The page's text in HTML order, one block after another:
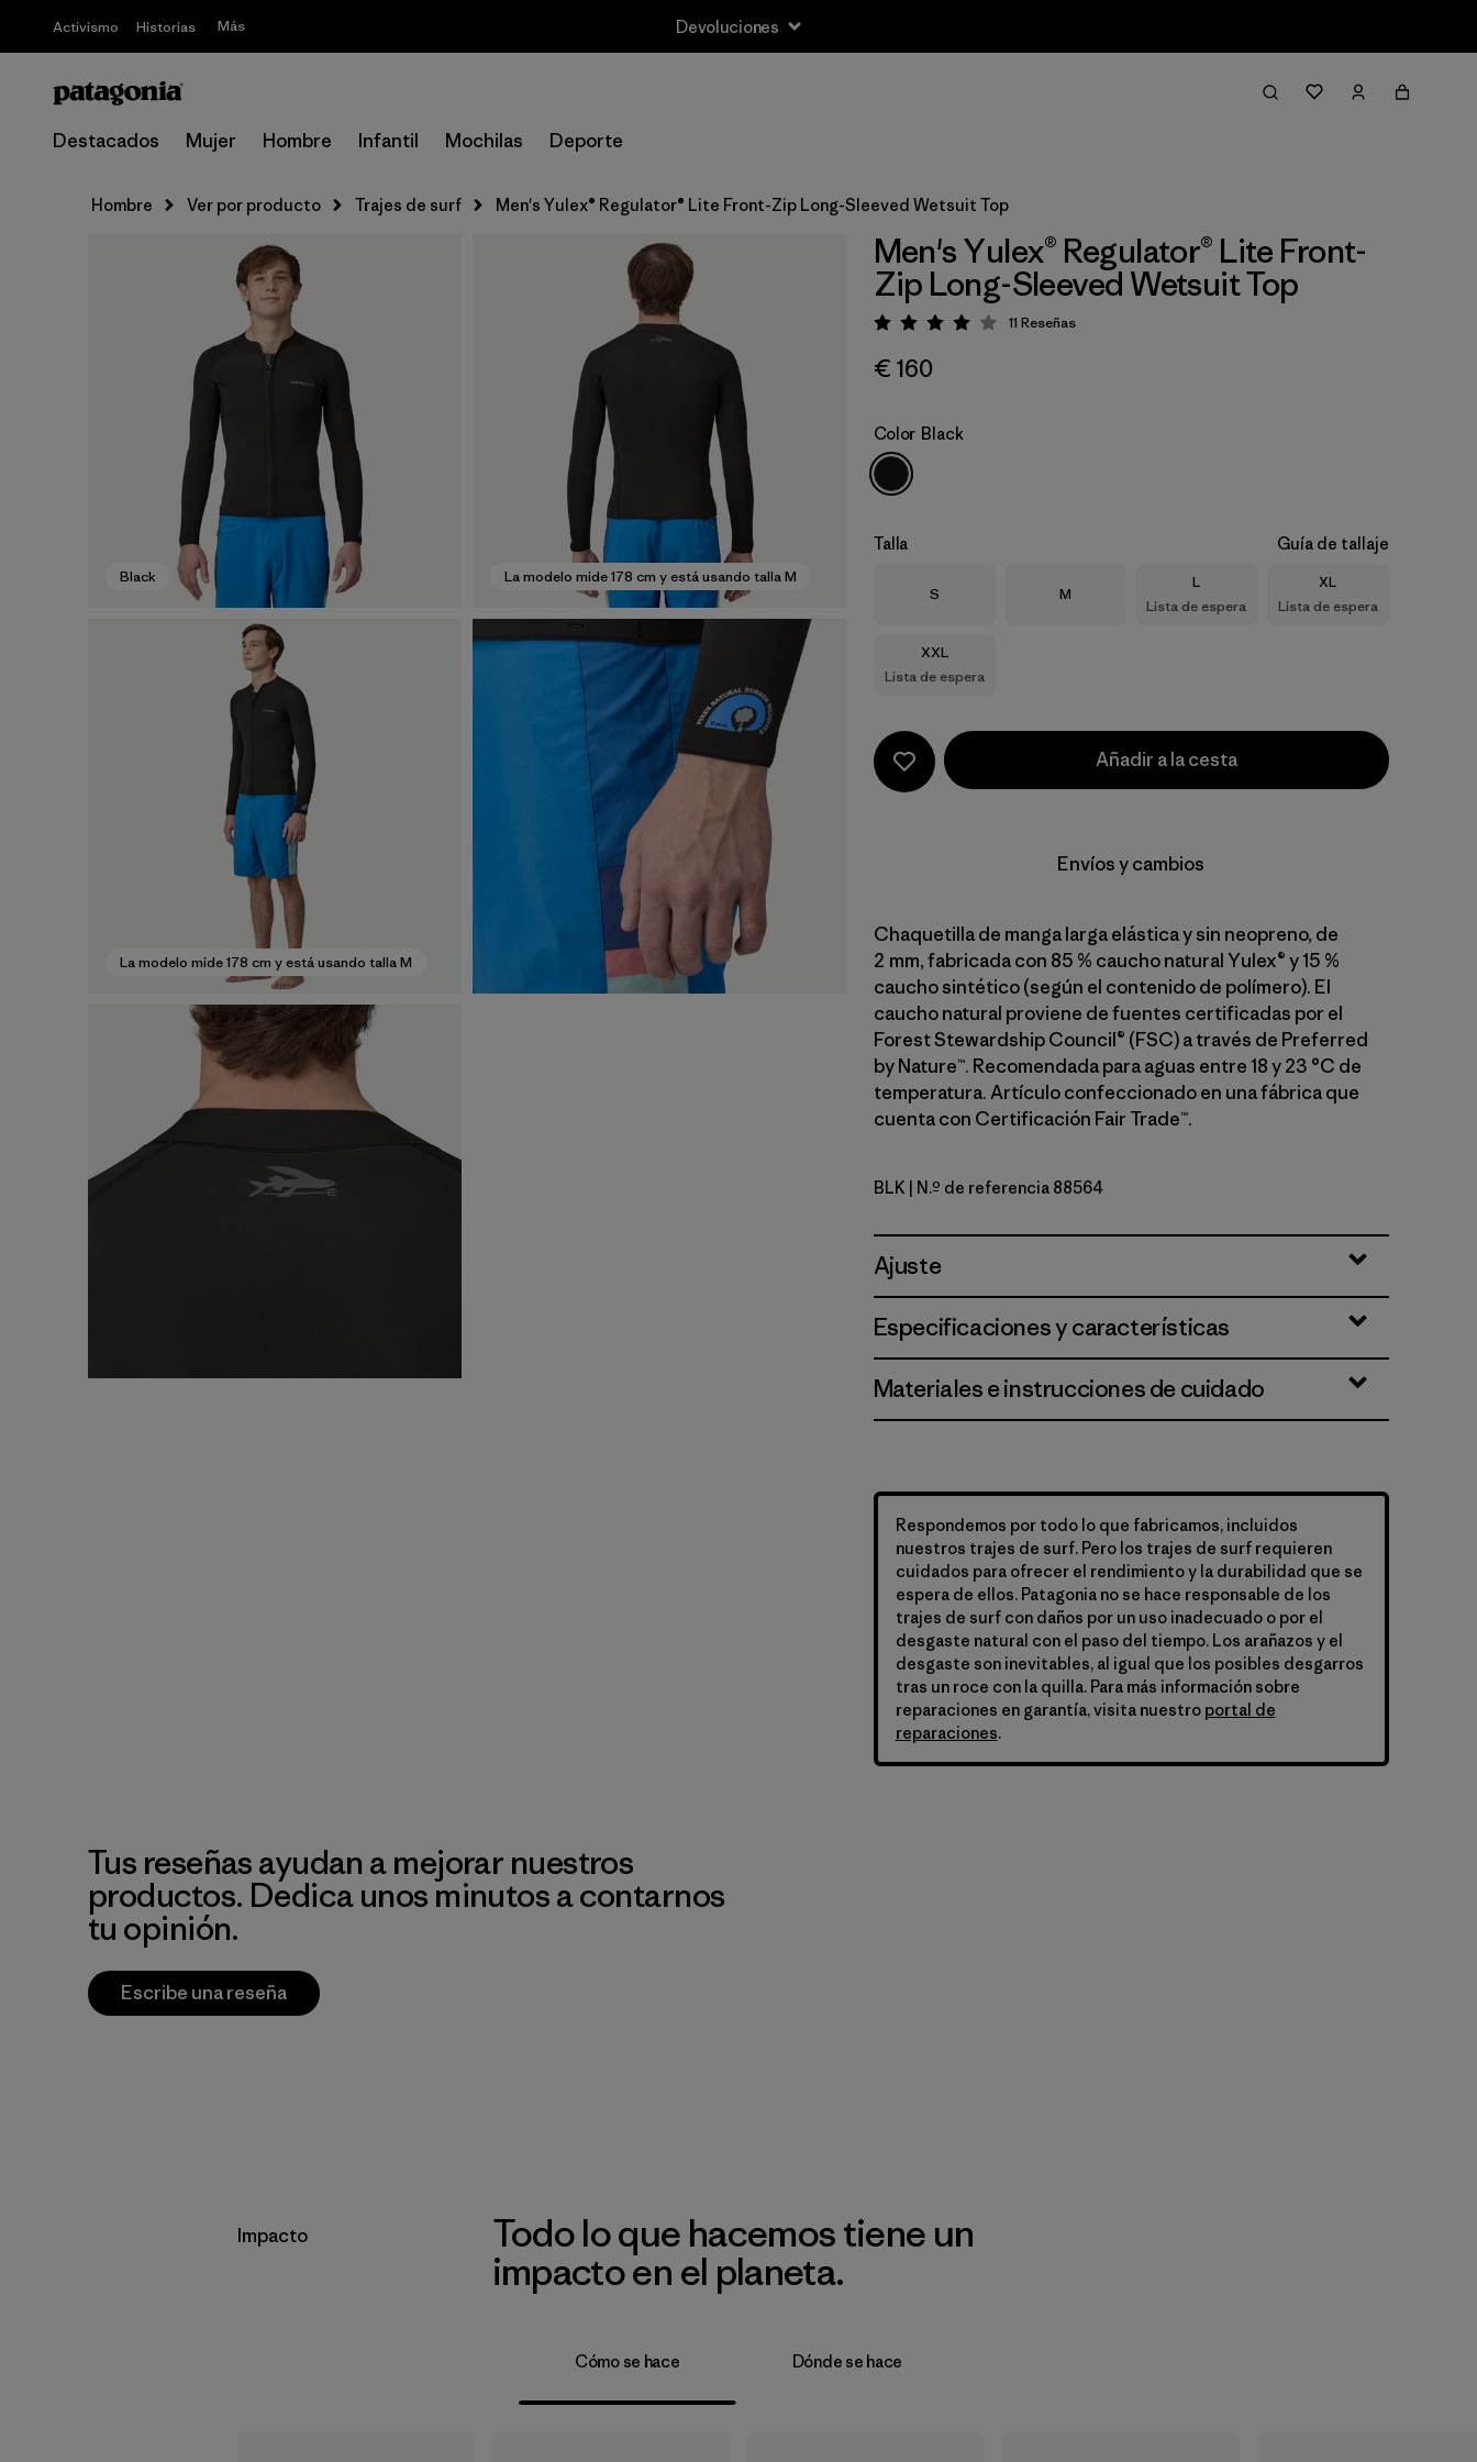
Activismo Historias Más Devoluciones
Destacados Mujer Hombre Infantil Mochilas Deporte
Hombre Ver por producto Trajes de surf Men's Yulex® Regulator® Lite Front-Zip Long-Sleeved Wetsuit Top
Black La modelo mide 178 cm y está usando talla M
La modelo mide 178 cm y está usando talla M
Men's Yulex® Regulator® Lite Front-
Zip Long-Sleeved Wetsuit Top
Puntuación: 4 / 5
11 Reseñas
€ 160
Color Black
Talla Guía de tallaje
Talla
S Talla
M
Talla
L
Lista de espera
Talla
XL
Lista de espera
Talla
XXL
Lista de espera
Añadir a la cesta
Envíos y cambios
Chaquetilla de manga larga elástica y sin neopreno, de
2 mm, fabricada con 85 % caucho natural Yulex® y 15 %
caucho sintético (según el contenido de polímero). El
caucho natural proviene de fuentes certificadas por el
Forest Stewardship Council® (FSC) a través de Preferred
by Nature™. Recomendada para aguas entre 18 y 23 °C de
temperatura. Artículo confeccionado en una fábrica que
cuenta con Certificación Fair Trade™.
Black
BLK | N.º de referencia 88564
Ajuste
Especificaciones y características
Materiales e instrucciones de cuidado
Respondemos por todo lo que fabricamos, incluidos
nuestros trajes de surf. Pero los trajes de surf requieren
cuidados para ofrecer el rendimiento y la durabilidad que se
espera de ellos. Patagonia no se hace responsable de los
trajes de surf con daños por un uso inadecuado o por el
desgaste natural con el paso del tiempo. Los arañazos y el
desgaste son inevitables, al igual que los posibles desgarros
tras un roce con la quilla. Para más información sobre
reparaciones en garantía, visita nuestro portal de
reparaciones.
Tus reseñas ayudan a mejorar nuestros
productos. Dedica unos minutos a contarnos
tu opinión.
Escribe una reseña
Impacto
Todo lo que hacemos tiene un
impacto en el planeta.
Cómo se hace Dónde se hace